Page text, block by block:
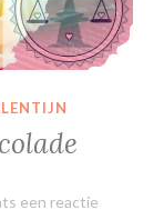
een reactie